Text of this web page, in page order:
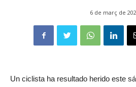
6 de març de
Un ciclista ha resultado herido este